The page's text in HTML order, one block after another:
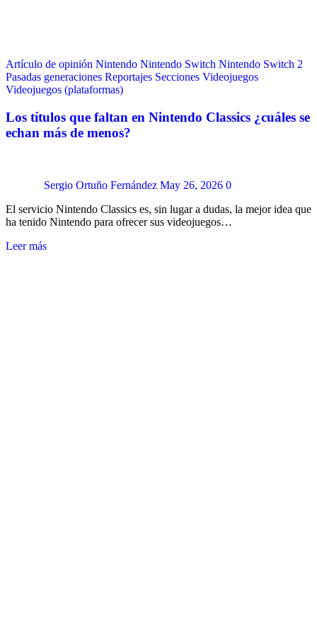
Artículo de opinión Nintendo Nintendo Switch Nintendo Switch 2
Pasadas generaciones Reportajes Secciones Videojuegos
Videojuegos (plataformas)
Los títulos que faltan en Nintendo Classics ¿cuáles se
echan más de menos?
Sergio Ortuño Fernández May 26, 2026 0
El servicio Nintendo Classics es, sin lugar a dudas, la mejor idea que
ha tenido Nintendo para ofrecer sus videojuegos…
Leer más